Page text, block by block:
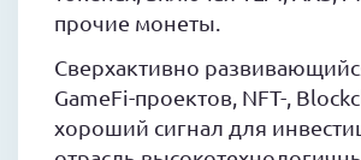
прочие монеты.
Сверхактивно
GameFi-проектов, NFT-,
хороший сигнал для